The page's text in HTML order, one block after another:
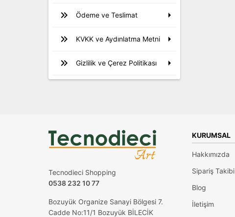
Ödeme ve Teslimat
KVKK ve Aydınlatma Metni
Gizlilik ve Çerez Politikası
Tecnodieci Shopping
0538 232 10 77
Bozuyük Organize Sanayi Bölgesi 7.
Cadde No:11/1 Bozuyük BİLECİK
KURUMSAL
Hakkımızda
Sipariş Takibi
Blog
İletişim